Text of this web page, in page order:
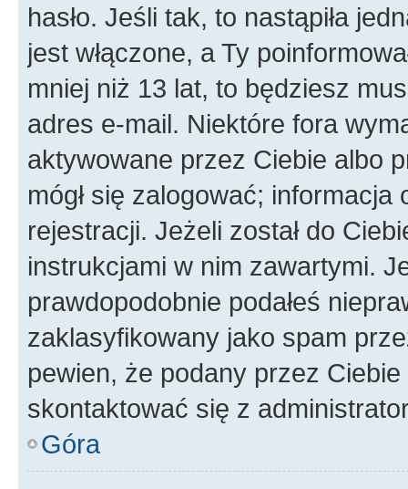
hasło. Jeśli tak, to nastąpiła
jest włączone, a Ty
mniej niż 13 lat, to będziesz
adres e-mail. Niektóre fora
aktywowane przez Ciebie albo
mógł się zalogować;
rejestracji. Jeżeli został do
instrukcjami w nim zawartymi.
prawdopodobnie podałeś
zaklasyfikowany jako spam
pewien, że podany przez
skontaktować się z
Góra